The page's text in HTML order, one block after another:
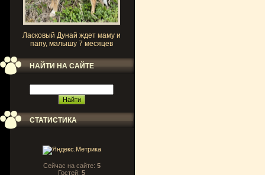
Ласковый Дунай ждет маму и
папу, малышу 7 месяцев
НАЙТИ НА САЙТЕ
СТАТИСТИКА
Сейчас на сайте: 5
Гостей: 5